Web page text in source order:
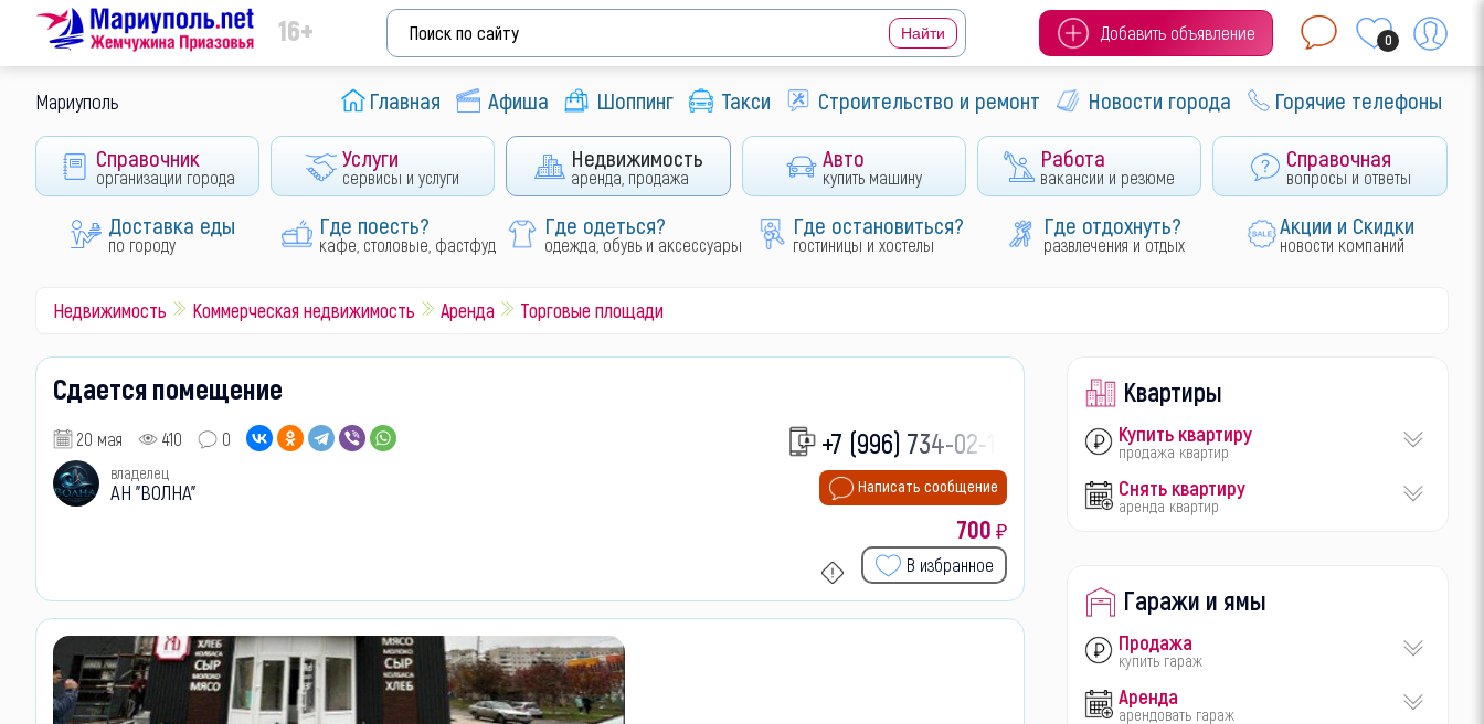
16+ Добавить объявление 0
Мариуполь Главная Афиша Шоппинг Такси Строительство и ремонт Новости города Горячие телефоны
Справочник
организации города
Услуги
сервисы и услуги
Недвижимость
аренда, продажа
Авто
купить машину
Работа
вакансии и резюме
Справочная
вопросы и ответы
Доставка еды
по городу
Где поесть?
кафе, столовые, фастфуд
Где одеться?
одежда, обувь и аксессуары
Где остановиться?
гостиницы и хостелы
Где отдохнуть?
развлечения и отдых
Акции и Скидки
новости компаний
Недвижимость Коммерческая недвижимость Аренда Торговые площади
Сдается помещение
20 мая 410 0
владелец
АН "ВОЛНА"
+7 (996) 734-02-17
Написать сообщение
700 ₽
В избранное
Квартиры
Купить квартиру
продажа квартир
Снять квартиру
аренда квартир
Гаражи и ямы
Продажа
купить гараж
Аренда
арендовать гараж